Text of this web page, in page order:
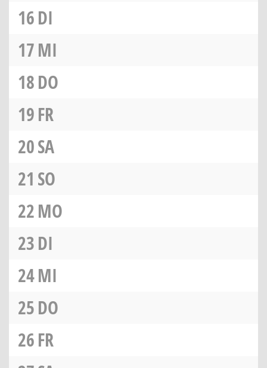
16DI
17MI
18DO
19FR
20SA
21 SO
22MO
23DI
24MI
25DO
26FR